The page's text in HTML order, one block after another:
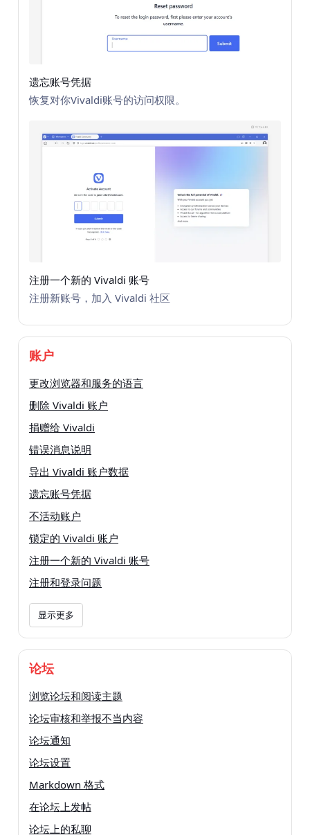
遗忘账号凭据
恢复对你Vivaldi账号的访问权限。
注册一个新的 Vivaldi 账号
注册新账号，加入 Vivaldi 社区
账户
更改浏览器和服务的语言
删除 Vivaldi 账户
捐赠给 Vivaldi
错误消息说明
导出 Vivaldi 账户数据
遗忘账号凭据
不活动账户
锁定的 Vivaldi 账户
注册一个新的 Vivaldi 账号
注册和登录问题
显示更多
论坛
浏览论坛和阅读主题
论坛审核和举报不当内容
论坛通知
论坛设置
Markdown 格式
在论坛上发帖
论坛上的私聊